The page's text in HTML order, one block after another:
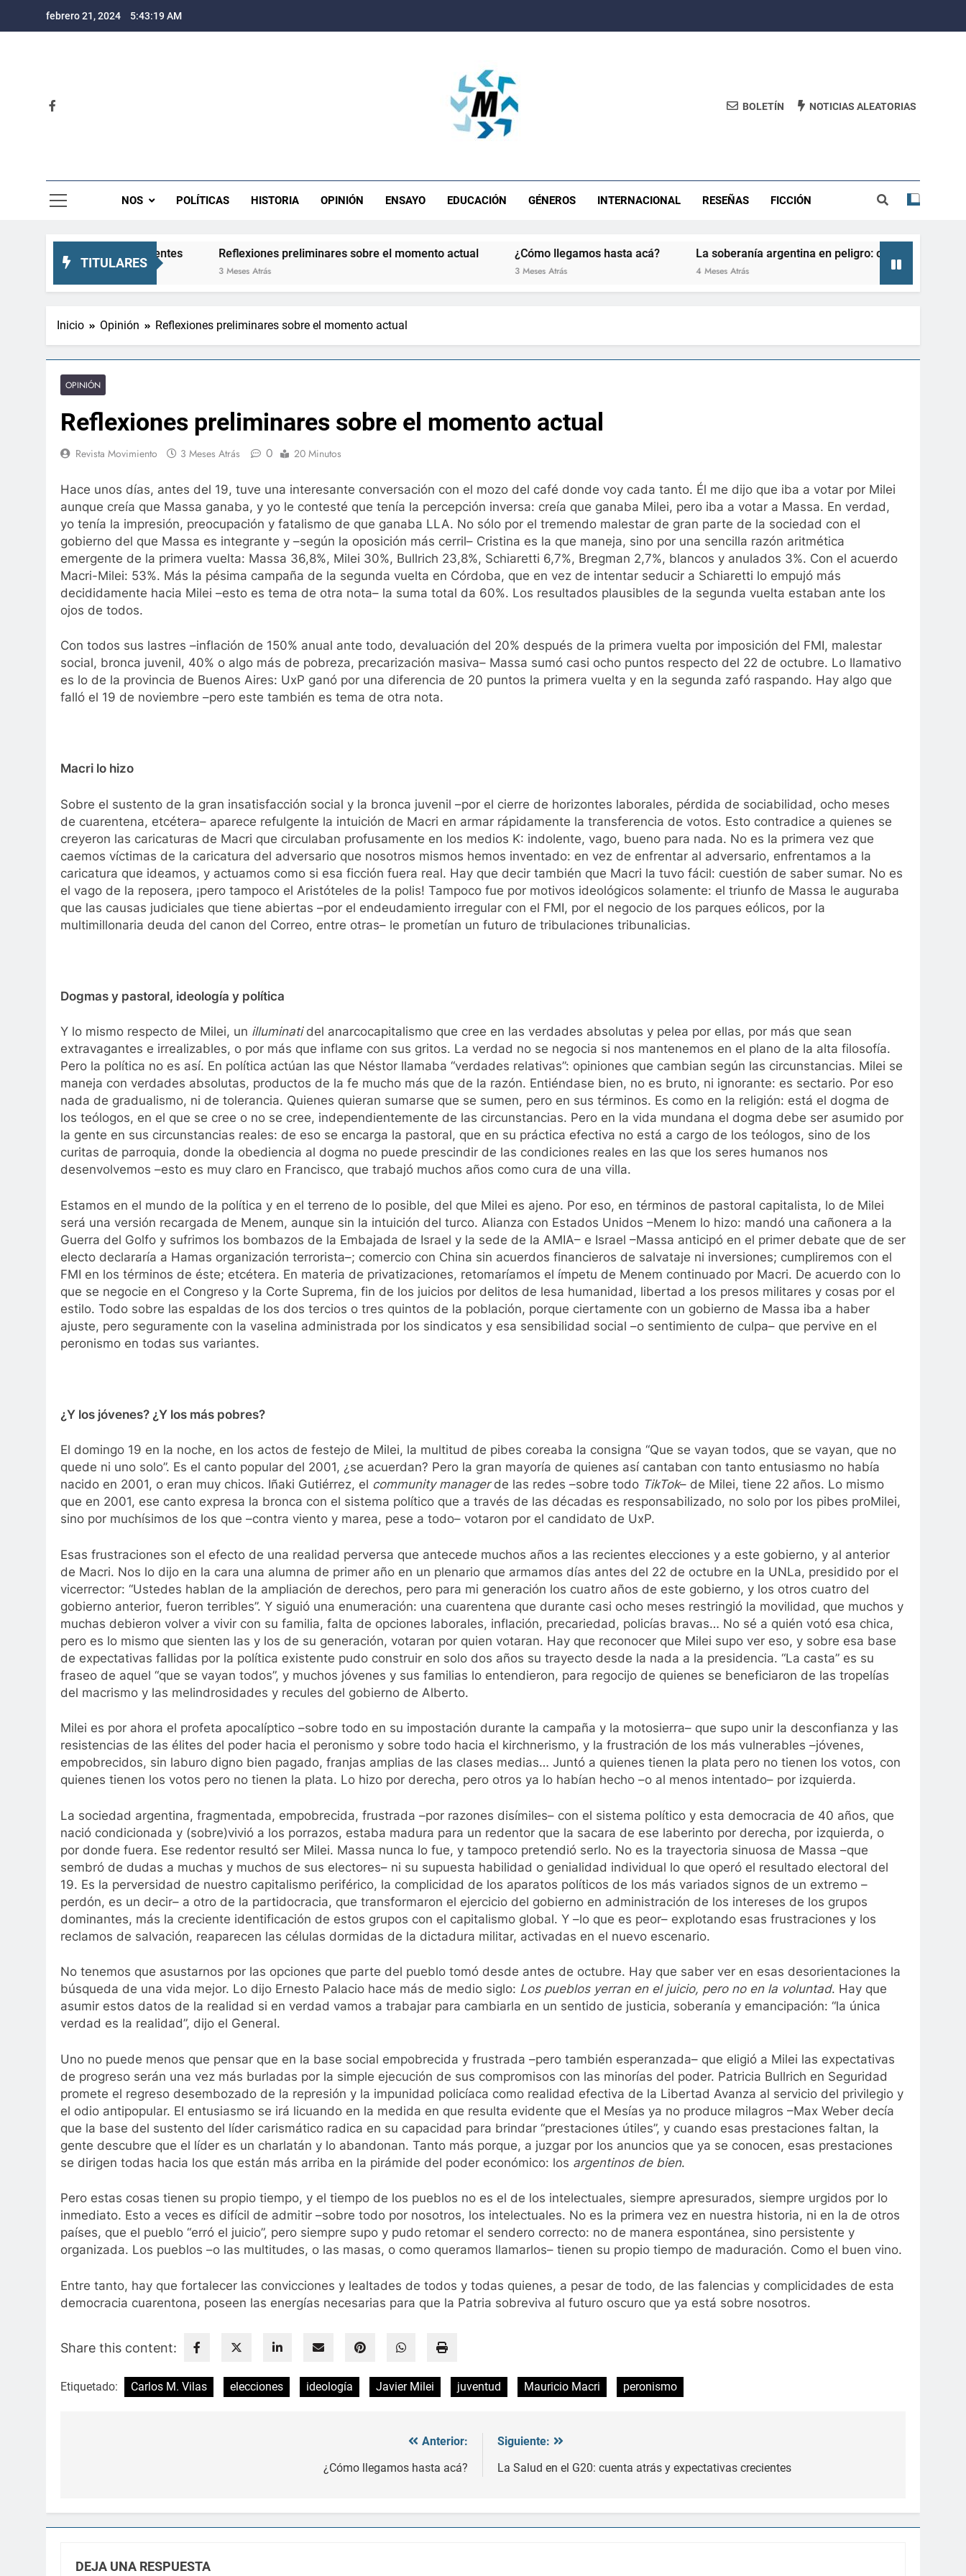
febrero 21, 2024 5:43:20 AM
BOLETÍN NOTICIAS ALEATORIAS
NOS POLÍTICAS HISTORIA OPINIÓN ENSAYO EDUCACIÓN GÉNEROS INTERNACIONAL RESEÑAS FICCIÓN
TITULARES
crecientes Reflexiones preliminares sobre el momento actual ¿Cómo llegamos hasta acá? La soberanía argentina en peligro: consecuencias de perderla
Inicio Opinión Reflexiones preliminares sobre el momento actual
OPINIÓN
Reflexiones preliminares sobre el momento actual
Revista Movimiento 3 Meses Atrás 0 20 Minutos
Hace unos días, antes del 19, tuve una interesante conversación con el mozo del café donde voy cada tanto. Él me dijo que iba a votar por Milei
aunque creía que Massa ganaba, y yo le contesté que tenía la percepción inversa: creía que ganaba Milei, pero iba a votar a Massa. En verdad,
yo tenía la impresión, preocupación y fatalismo de que ganaba LLA. No sólo por el tremendo malestar de gran parte de la sociedad con el
gobierno del que Massa es integrante y –según la oposición más cerril– Cristina es la que maneja, sino por una sencilla razón aritmética
emergente de la primera vuelta: Massa 36,8%, Milei 30%, Bullrich 23,8%, Schiaretti 6,7%, Bregman 2,7%, blancos y anulados 3%. Con el acuerdo
Macri-Milei: 53%. Más la pésima campaña de la segunda vuelta en Córdoba, que en vez de intentar seducir a Schiaretti lo empujó más
decididamente hacia Milei –esto es tema de otra nota– la suma total da 60%. Los resultados plausibles de la segunda vuelta estaban ante los
ojos de todos.
Con todos sus lastres –inflación de 150% anual ante todo, devaluación del 20% después de la primera vuelta por imposición del FMI, malestar
social, bronca juvenil, 40% o algo más de pobreza, precarización masiva– Massa sumó casi ocho puntos respecto del 22 de octubre. Lo llamativo
es lo de la provincia de Buenos Aires: UxP ganó por una diferencia de 20 puntos la primera vuelta y en la segunda zafó raspando. Hay algo que
falló el 19 de noviembre –pero este también es tema de otra nota.
Macri lo hizo
Sobre el sustento de la gran insatisfacción social y la bronca juvenil –por el cierre de horizontes laborales, pérdida de sociabilidad, ocho meses
de cuarentena, etcétera– aparece refulgente la intuición de Macri en armar rápidamente la transferencia de votos. Esto contradice a quienes se
creyeron las caricaturas de Macri que circulaban profusamente en los medios K: indolente, vago, bueno para nada. No es la primera vez que
caemos víctimas de la caricatura del adversario que nosotros mismos hemos inventado: en vez de enfrentar al adversario, enfrentamos a la
caricatura que ideamos, y actuamos como si esa ficción fuera real. Hay que decir también que Macri la tuvo fácil: cuestión de saber sumar. No es
el vago de la reposera, ¡pero tampoco el Aristóteles de la polis! Tampoco fue por motivos ideológicos solamente: el triunfo de Massa le auguraba
que las causas judiciales que tiene abiertas –por el endeudamiento irregular con el FMI, por el negocio de los parques eólicos, por la
multimillonaria deuda del canon del Correo, entre otras– le prometían un futuro de tribulaciones tribunalicias.
Dogmas y pastoral, ideología y política
Y lo mismo respecto de Milei, un illuminati del anarcocapitalismo que cree en las verdades absolutas y pelea por ellas, por más que sean
extravagantes e irrealizables, o por más que inflame con sus gritos. La verdad no se negocia si nos mantenemos en el plano de la alta filosofía.
Pero la política no es así. En política actúan las que Néstor llamaba “verdades relativas”: opiniones que cambian según las circunstancias. Milei se
maneja con verdades absolutas, productos de la fe mucho más que de la razón. Entiéndase bien, no es bruto, ni ignorante: es sectario. Por eso
nada de gradualismo, ni de tolerancia. Quienes quieran sumarse que se sumen, pero en sus términos. Es como en la religión: está el dogma de
los teólogos, en el que se cree o no se cree, independientemente de las circunstancias. Pero en la vida mundana el dogma debe ser asumido por
la gente en sus circunstancias reales: de eso se encarga la pastoral, que en su práctica efectiva no está a cargo de los teólogos, sino de los
curitas de parroquia, donde la obediencia al dogma no puede prescindir de las condiciones reales en las que los seres humanos nos
desenvolvemos –esto es muy claro en Francisco, que trabajó muchos años como cura de una villa.
Estamos en el mundo de la política y en el terreno de lo posible, del que Milei es ajeno. Por eso, en términos de pastoral capitalista, lo de Milei
será una versión recargada de Menem, aunque sin la intuición del turco. Alianza con Estados Unidos –Menem lo hizo: mandó una cañonera a la
Guerra del Golfo y sufrimos los bombazos de la Embajada de Israel y la sede de la AMIA– e Israel –Massa anticipó en el primer debate que de ser
electo declararía a Hamas organización terrorista–; comercio con China sin acuerdos financieros de salvataje ni inversiones; cumpliremos con el
FMI en los términos de éste; etcétera. En materia de privatizaciones, retomaríamos el ímpetu de Menem continuado por Macri. De acuerdo con lo
que se negocie en el Congreso y la Corte Suprema, fin de los juicios por delitos de lesa humanidad, libertad a los presos militares y cosas por el
estilo. Todo sobre las espaldas de los dos tercios o tres quintos de la población, porque ciertamente con un gobierno de Massa iba a haber
ajuste, pero seguramente con la vaselina administrada por los sindicatos y esa sensibilidad social –o sentimiento de culpa– que pervive en el
peronismo en todas sus variantes.
¿Y los jóvenes? ¿Y los más pobres?
El domingo 19 en la noche, en los actos de festejo de Milei, la multitud de pibes coreaba la consigna “Que se vayan todos, que se vayan, que no
quede ni uno solo”. Es el canto popular del 2001, ¿se acuerdan? Pero la gran mayoría de quienes así cantaban con tanto entusiasmo no había
nacido en 2001, o eran muy chicos. Iñaki Gutiérrez, el community manager de las redes –sobre todo TikTok– de Milei, tiene 22 años. Lo mismo
que en 2001, ese canto expresa la bronca con el sistema político que a través de las décadas es responsabilizado, no solo por los pibes proMilei,
sino por muchísimos de los que –contra viento y marea, pese a todo– votaron por el candidato de UxP.
Esas frustraciones son el efecto de una realidad perversa que antecede muchos años a las recientes elecciones y a este gobierno, y al anterior
de Macri. Nos lo dijo en la cara una alumna de primer año en un plenario que armamos días antes del 22 de octubre en la UNLa, presidido por el
vicerrector: “Ustedes hablan de la ampliación de derechos, pero para mi generación los cuatro años de este gobierno, y los otros cuatro del
gobierno anterior, fueron terribles”. Y siguió una enumeración: una cuarentena que durante casi ocho meses restringió la movilidad, que muchos y
muchas debieron volver a vivir con su familia, falta de opciones laborales, inflación, precariedad, policías bravas… No sé a quién votó esa chica,
pero es lo mismo que sienten las y los de su generación, votaran por quien votaran. Hay que reconocer que Milei supo ver eso, y sobre esa base
de expectativas fallidas por la política existente pudo construir en solo dos años su trayecto desde la nada a la presidencia. “La casta” es su
fraseo de aquel “que se vayan todos”, y muchos jóvenes y sus familias lo entendieron, para regocijo de quienes se beneficiaron de las tropelías
del macrismo y las melindrosidades y recules del gobierno de Alberto.
Milei es por ahora el profeta apocalíptico –sobre todo en su impostación durante la campaña y la motosierra– que supo unir la desconfianza y las
resistencias de las élites del poder hacia el peronismo y sobre todo hacia el kirchnerismo, y la frustración de los más vulnerables –jóvenes,
empobrecidos, sin laburo digno bien pagado, franjas amplias de las clases medias… Juntó a quienes tienen la plata pero no tienen los votos, con
quienes tienen los votos pero no tienen la plata. Lo hizo por derecha, pero otros ya lo habían hecho –o al menos intentado– por izquierda.
La sociedad argentina, fragmentada, empobrecida, frustrada –por razones disímiles– con el sistema político y esta democracia de 40 años, que
nació condicionada y (sobre)vivió a los porrazos, estaba madura para un redentor que la sacara de ese laberinto por derecha, por izquierda, o
por donde fuera. Ese redentor resultó ser Milei. Massa nunca lo fue, y tampoco pretendió serlo. No es la trayectoria sinuosa de Massa –que
sembró de dudas a muchas y muchos de sus electores– ni su supuesta habilidad o genialidad individual lo que operó el resultado electoral del
19. Es la perversidad de nuestro capitalismo periférico, la complicidad de los aparatos políticos de los más variados signos de un extremo –
perdón, es un decir– a otro de la partidocracia, que transformaron el ejercicio del gobierno en administración de los intereses de los grupos
dominantes, más la creciente identificación de estos grupos con el capitalismo global. Y –lo que es peor– explotando esas frustraciones y los
reclamos de salvación, reaparecen las células dormidas de la dictadura militar, activadas en el nuevo escenario.
No tenemos que asustarnos por las opciones que parte del pueblo tomó desde antes de octubre. Hay que saber ver en esas desorientaciones la
búsqueda de una vida mejor. Lo dijo Ernesto Palacio hace más de medio siglo: Los pueblos yerran en el juicio, pero no en la voluntad. Hay que
asumir estos datos de la realidad si en verdad vamos a trabajar para cambiarla en un sentido de justicia, soberanía y emancipación: “la única
verdad es la realidad”, dijo el General.
Uno no puede menos que pensar que en la base social empobrecida y frustrada –pero también esperanzada– que eligió a Milei las expectativas
de progreso serán una vez más burladas por la simple ejecución de sus compromisos con las minorías del poder. Patricia Bullrich en Seguridad
promete el regreso desembozado de la represión y la impunidad policíaca como realidad efectiva de la Libertad Avanza al servicio del privilegio y
el odio antipopular. El entusiasmo se irá licuando en la medida en que resulta evidente que el Mesías ya no produce milagros –Max Weber decía
que la base del sustento del líder carismático radica en su capacidad para brindar “prestaciones útiles”, y cuando esas prestaciones faltan, la
gente descubre que el líder es un charlatán y lo abandonan. Tanto más porque, a juzgar por los anuncios que ya se conocen, esas prestaciones
se dirigen todas hacia los que están más arriba en la pirámide del poder económico: los argentinos de bien.
Pero estas cosas tienen su propio tiempo, y el tiempo de los pueblos no es el de los intelectuales, siempre apresurados, siempre urgidos por lo
inmediato. Esto a veces es difícil de admitir –sobre todo por nosotros, los intelectuales. No es la primera vez en nuestra historia, ni en la de otros
países, que el pueblo “erró el juicio”, pero siempre supo y pudo retomar el sendero correcto: no de manera espontánea, sino persistente y
organizada. Los pueblos –o las multitudes, o las masas, o como queramos llamarlos– tienen su propio tiempo de maduración. Como el buen vino.
Entre tanto, hay que fortalecer las convicciones y lealtades de todos y todas quienes, a pesar de todo, de las falencias y complicidades de esta
democracia cuarentona, poseen las energías necesarias para que la Patria sobreviva al futuro oscuro que ya está sobre nosotros.
Share this content:
Etiquetado: Carlos M. Vilas elecciones ideología Javier Milei juventud Mauricio Macri peronismo
Anterior:
¿Cómo llegamos hasta acá?
Siguiente:
La Salud en el G20: cuenta atrás y expectativas crecientes
DEJA UNA RESPUESTA